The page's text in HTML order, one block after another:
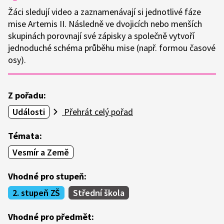
Žáci sledují video a zaznamenávají si jednotlivé fáze
mise Artemis II. Následně ve dvojicích nebo menších
skupinách porovnají své zápisky a společně vytvoří
jednoduché schéma průběhu mise (např. formou časové
osy).
Z pořadu:
Události
Přehrát celý pořad
Témata:
Vesmír a Země
Vhodné pro stupeň:
2. stupeň ZŠ
Střední škola
Vhodné pro předmět: